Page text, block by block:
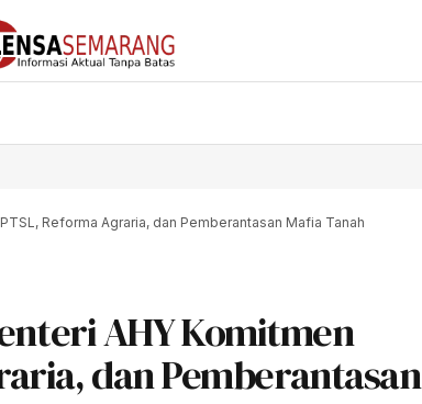
Reforma Agraria, dan Pemberantasan Mafia Tanah
AHY Komitmen
dan Pemberantasan